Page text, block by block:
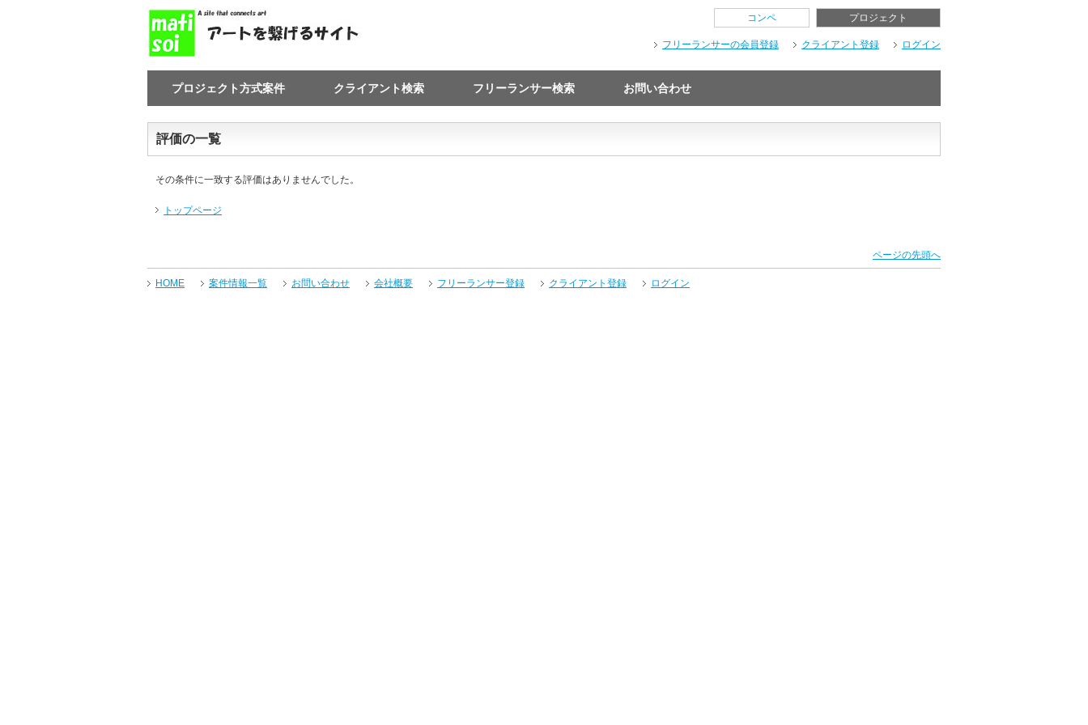
コンペ プロジェクト
フリーランサーの会員登録 クライアント登録 ログイン
プロジェクト方式案件 クライアント検索 フリーランサー検索 お問い合わせ
評価の一覧
その条件に一致する評価はありませんでした。
トップページ
ページの先頭へ
HOME 案件情報一覧 お問い合わせ 会社概要 フリーランサー登録 クライアント登録 ログイン